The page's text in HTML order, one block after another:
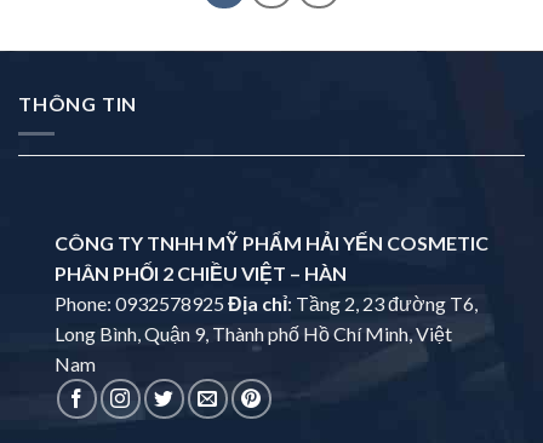
THÔNG TIN
CÔNG TY TNHH MỸ PHẨM HẢI YẾN COSMETIC
PHÂN PHỐI 2 CHIỀU VIỆT – HÀN
Phone: 0932578925Địa chỉ: Tầng 2, 23 đường T6,
Long Bình, Quận 9, Thành phố Hồ Chí Minh, Việt
Nam